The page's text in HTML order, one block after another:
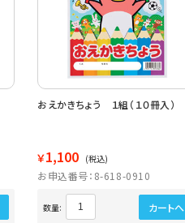
おえかきちょう １組（１０冊入）
￥1,100 (税込)
お申込番号：8-618-0910
数量: カートへ